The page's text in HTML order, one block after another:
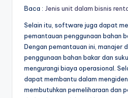
Baca : Jenis unit dalam bisnis
Selain itu, software juga dapat
pemantauan penggunaan bahan
Dengan pemantauan ini, manajer
penggunaan bahan bakar dan
mengurangi biaya operasional.
dapat membantu dalam
membutuhkan pemeliharaan dan